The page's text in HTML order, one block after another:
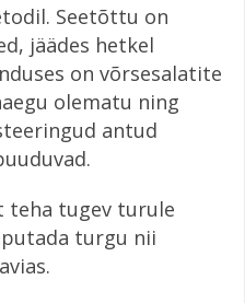
Seetõttu on
jäädes hetkel
on võrsesalatite
olematu ning
antud
teha tugev turule
turgu nii